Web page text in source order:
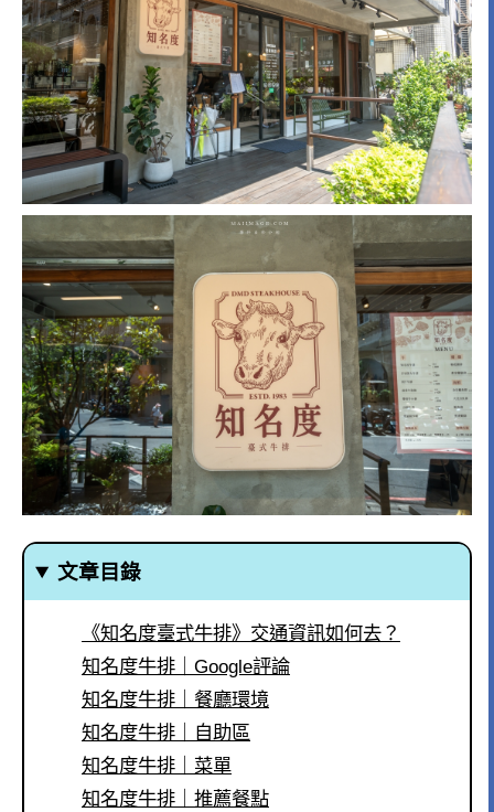
文章目錄
《知名度臺式牛排》交通資訊如何去？
知名度牛排｜Google評論
知名度牛排｜餐廳環境
知名度牛排｜自助區
知名度牛排｜菜單
知名度牛排｜推薦餐點